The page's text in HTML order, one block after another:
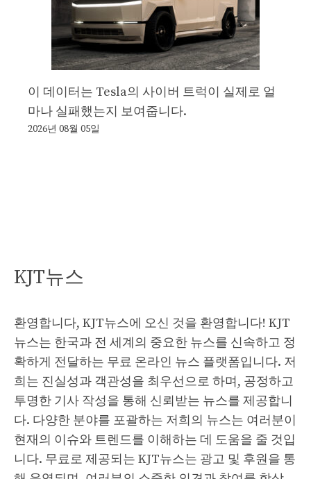
이 데이터는 Tesla의 사이버 트럭이 실제로 얼
마나 실패했는지 보여줍니다.
2026년 08월 05일
KJT뉴스
환영합니다, KJT뉴스에 오신 것을 환영합니다! KJT
뉴스는 한국과 전 세계의 중요한 뉴스를 신속하고 정
확하게 전달하는 무료 온라인 뉴스 플랫폼입니다. 저
희는 진실성과 객관성을 최우선으로 하며, 공정하고
투명한 기사 작성을 통해 신뢰받는 뉴스를 제공합니
다. 다양한 분야를 포괄하는 저희의 뉴스는 여러분이
현재의 이슈와 트렌드를 이해하는 데 도움을 줄 것입
니다. 무료로 제공되는 KJT뉴스는 광고 및 후원을 통